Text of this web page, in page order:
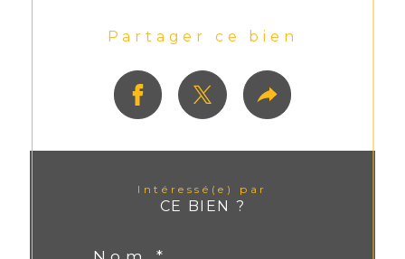
Partager ce bien
Intéressé(e) par
CE BIEN ?